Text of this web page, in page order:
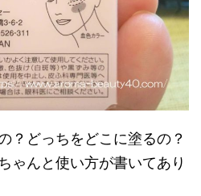
？どっちをどこに塗るの？
ゃんと使い方が書いてあり